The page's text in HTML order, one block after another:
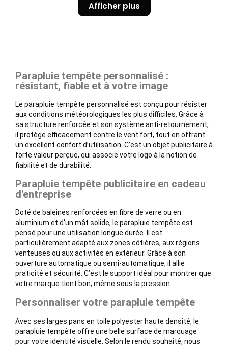
Afficher plus
Parapluie tempête personnalisé :
résistant, fiable et à votre image
Le parapluie tempête personnalisé est conçu pour résister
aux conditions météorologiques les plus difficiles. Grâce à
sa structure renforcée et son système anti-retournement,
il protège efficacement contre le vent fort, tout en offrant
un excellent confort d’utilisation. C’est un objet publicitaire à
forte valeur perçue, qui associe votre logo à la notion de
fiabilité et de durabilité.
Parapluie tempête publicitaire en cadeau
d'entreprise
Doté de baleines renforcées en fibre de verre ou en
aluminium et d’un mât solide, le parapluie tempête est
pensé pour une utilisation longue durée. Il est
particulièrement adapté aux zones côtières, aux régions
venteuses ou aux activités en extérieur. Grâce à son
ouverture automatique ou semi-automatique, il allie
praticité et sécurité. C’est le support idéal pour montrer que
votre marque tient bon, même sous la pression.
Personnaliser votre parapluie tempête
Avec ses larges pans en toile polyester haute densité, le
parapluie tempête offre une belle surface de marquage
pour votre identité visuelle. Selon le rendu souhaité, nous